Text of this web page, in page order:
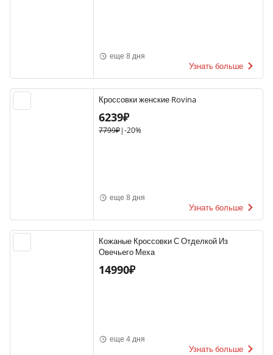
еще 8 дня
Узнать больше
Кроссовки женские Rovina
6239₽
7799₽|-20%
еще 8 дня
Узнать больше
Кожаные Кроссовки С Отделкой Из
Овечьего Меха
14990₽
еще 4 дня
Узнать больше